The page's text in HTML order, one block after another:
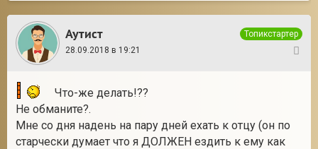
Аутист
Топикстартер
28.09.2018 в 19:21
Что-же делать!??
Не обманите?.
Мне со дня надень на пару дней ехать к отцу (он по
старчески думает что я ДОЛЖЕН ездить к ему как